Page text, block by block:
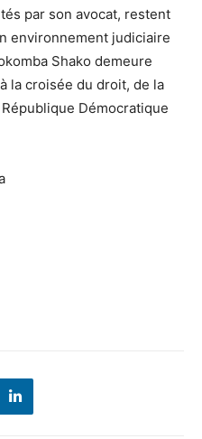
par son avocat, restent
environnement judiciaire
Shako demeure
la croisée du droit, de la
Démocratique